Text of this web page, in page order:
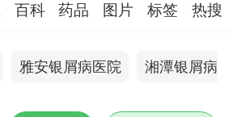
百科 药品 图片 标签 热搜
雅安银屑病医院 湘潭银屑病